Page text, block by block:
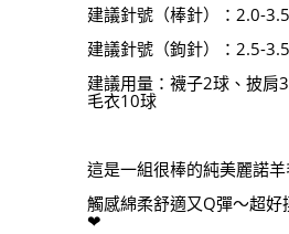
建議針號（棒針）：2.0-
建議針號（鉤針）：2.5-
建議用量：襪子2球、披肩
毛衣10球
這是一組很棒的純美麗諾羊
觸感綿柔舒適又Q彈～超
❤